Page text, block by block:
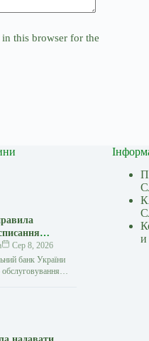
this browser for the
для
Сер 8, 2026
банк України
блокуватиме
и